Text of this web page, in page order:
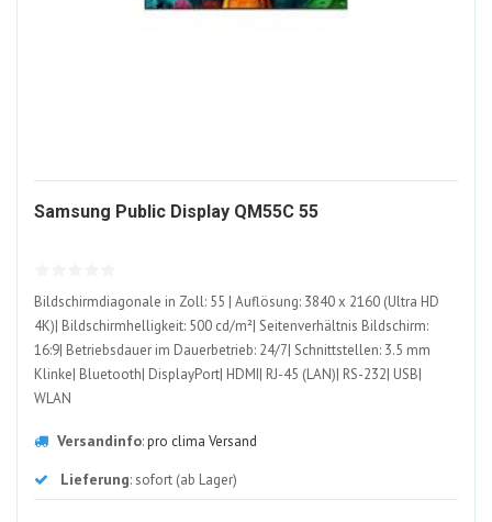
Samsung Public Display QM55C 551611239-
Bildschirmdiagonale in Zoll: 55 | Auflösung: 3840 x 2160 (Ultra HD
4K)| Bildschirmhelligkeit: 500 cd/m²| Seitenverhältnis Bildschirm:
16:9| Betriebsdauer im Dauerbetrieb: 24/7| Schnittstellen: 3.5 mm
Klinke| Bluetooth| DisplayPort| HDMI| RJ-45 (LAN)| RS-232| USB|
WLAN
Versandinfo:pro clima Versand
Lieferung: sofort (ab Lager)